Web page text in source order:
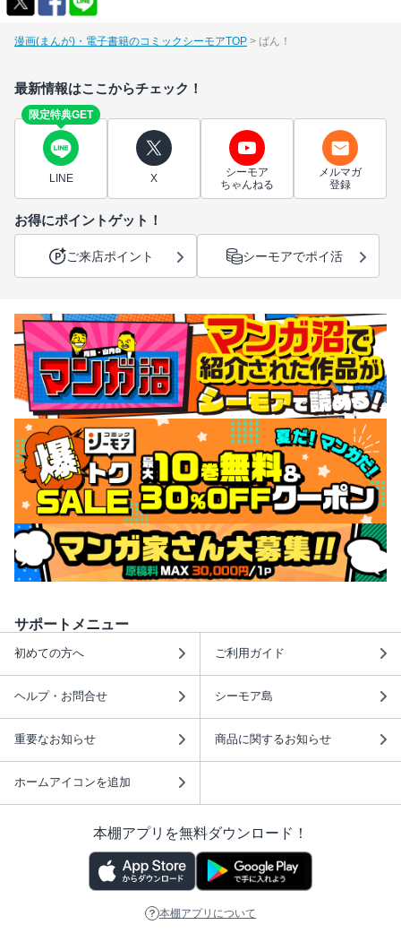
漫画(まんが)・電子書籍のコミックシーモアTOP ばん！
最新情報はここからチェック！
限定特典GET
LINE X
シーモア
ちゃんねる
メルマガ
登録
お得にポイントゲット！
ご来店ポイント シーモアでポイ活
サポートメニュー
初めての方へ ご利用ガイド
ヘルプ・お問合せ シーモア島
重要なお知らせ 商品に関するお知らせ
ホームアイコンを追加
本棚アプリを無料ダウンロード！
本棚アプリについて